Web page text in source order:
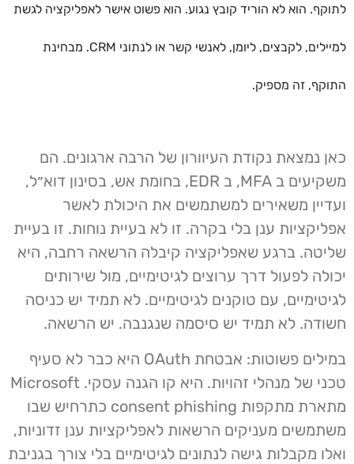
לתוקף. הוא לא הוריד קובץ נגוע. הוא פשוט אישר לאפליקציה לגשת
למיילים, לקבצים, ליומן, לאנשי קשר או לנתוני CRM. מבחינת
התוקף, זה מספיק.
כאן נמצאת נקודת העיוורון של הרבה ארגונים. הם
משקיעים ב MFA, ב EDR, בחומת אש, בסינון דוא״ל,
ועדיין משאירים למשתמשים את היכולת לאשר
אפליקציות ענן בלי בקרה. זו לא בעיית נוחות. זו בעיית
שליטה. ברגע שאפליקציה קיבלה הרשאה רחבה, היא
יכולה לפעול דרך ערוצים לגיטימיים, מול שירותים
לגיטימיים, עם טוקנים לגיטימיים. לא תמיד יש כניסה
חשודה. לא תמיד יש סיסמה שנגנבה. יש הרשאה.
במילים פשוטות: אבטחת OAuth היא כבר לא סעיף
טכני של מנהלי זהויות. היא קו הגנה עסקי. Microsoft
מתארת מתקפות consent phishing כתרחיש שבו
משתמשים מעניקים הרשאות לאפליקציות ענן זדוניות,
ואלו מקבלות גישה לנתונים לגיטימיים בלי צורך בגניבת